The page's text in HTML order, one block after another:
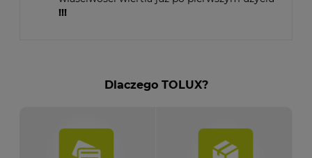
!!!
Dlaczego TOLUX?